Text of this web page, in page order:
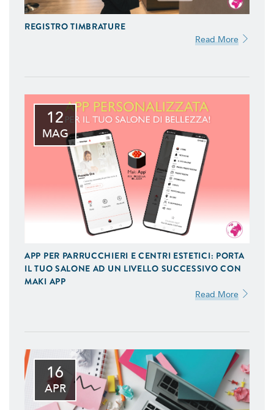
REGISTRO TIMBRATURE
Read More
12
MAG
APP PER PARRUCCHIERI E CENTRI ESTETICI: PORTA
IL TUO SALONE AD UN LIVELLO SUCCESSIVO CON
MAKI APP
Read More
16
APR